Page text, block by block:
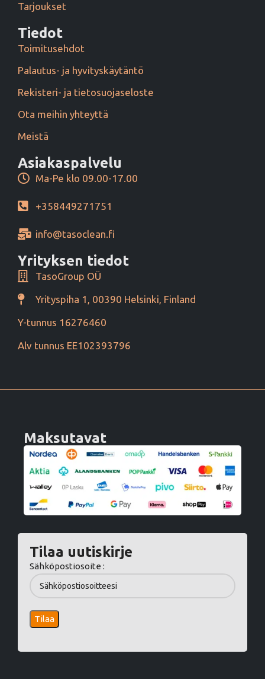
Tarjoukset
Tiedot
Toimitusehdot
Palautus- ja hyvityskäytäntö
Rekisteri- ja tietosuojaseloste
Ota meihin yhteyttä
Meistä
Asiakaspalvelu
Ma-Pe klo 09.00-17.00
+358449271751
info@tasoclean.fi
Yrityksen tiedot
TasoGroup OÜ
Yrityspiha 1, 00390 Helsinki, Finland
Y-tunnus 16276460
Alv tunnus EE102393796
Maksutavat
Tilaa uutiskirje
Sähköpostiosoite :